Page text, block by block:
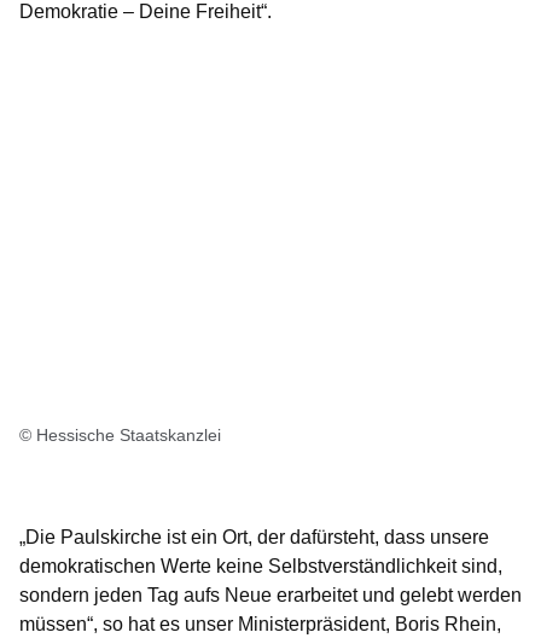
Demokratie – Deine Freiheit“.
© Hessische Staatskanzlei
„Die Paulskirche ist ein Ort, der dafürsteht, dass unsere
demokratischen Werte keine Selbstverständlichkeit sind,
sondern jeden Tag aufs Neue erarbeitet und gelebt werden
müssen“, so hat es unser Ministerpräsident, Boris Rhein,